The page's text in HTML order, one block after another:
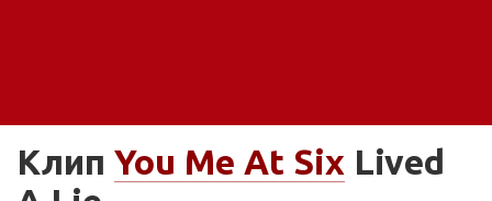
Клип You Me At Six Lived